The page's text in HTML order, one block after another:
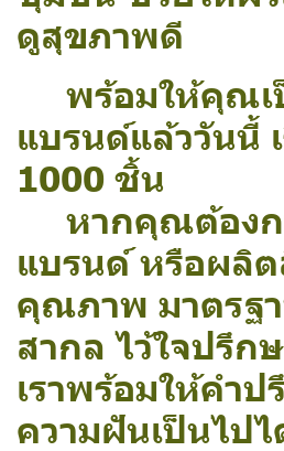
ดูสุขภาพดี
พร้อมให้คุณเ
แบรนด์แล้ววันนี้
1000 ชิ้น
หากคุณต้องก
แบรนด์ หรือผลิ
คุณภาพ มาตรฐ
สากล ไว้ใจปรึก
เราพร้อมให้คำ
ความฝันเป็นไปไ